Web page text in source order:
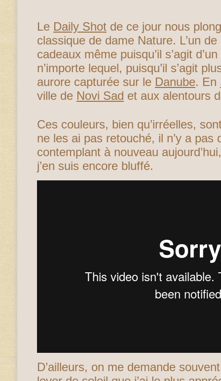
Le Daily Shot de ce jour nous
classique de dame Nature. L’un
cadeaux même puisqu’il s’agit
n’importe lequel, puisqu’il s’agit
aurore capturée sur le Danube. En
ville de Novi Sad et aux alentours
Ces couleurs, bien qu’irréelles,
ne les ai pas retouché, il n’y a pas
contemplant à nouveau
j’en suis encore bluffé.
D’ailleurs, on me demande